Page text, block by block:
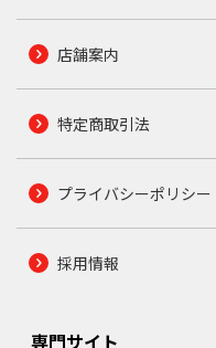
店舗案内
特定商取引法
プライバシーポリシー
採用情報
専門サイト